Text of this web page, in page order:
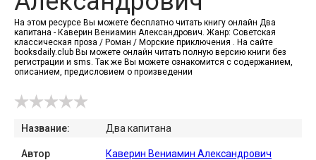
На этом ресурсе Вы можете бесплатно читать книгу онлайн Два
капитана - Каверин Вениамин Александрович. Жанр: Советская
классическая проза / Роман / Морские приключения . На сайте
booksdaily.club Вы можете онлайн читать полную версию книги без
регистрации и sms. Так же Вы можете ознакомится с содержанием,
описанием, предисловием о произведении
Название: Два капитана
Автор Каверин Вениамин Александрович